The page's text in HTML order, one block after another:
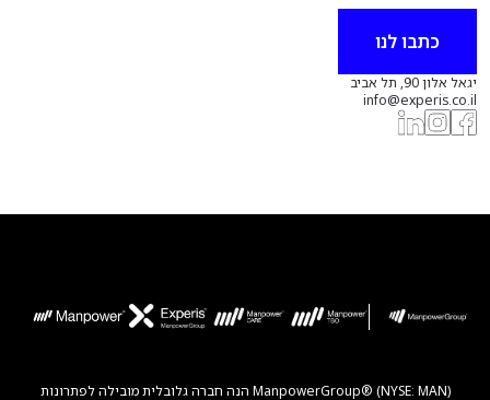
כתבו לנו
יגאל אלון 90, תל אביב
info@experis.co.il
ManpowerGroup® (NYSE: MAN) הנה חברה גלובלית מובילה לפתרונות